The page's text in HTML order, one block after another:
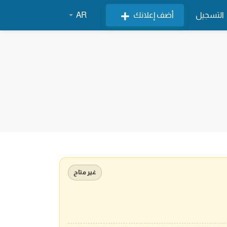
التسجيل أضف إعلانك AR
غير متاح